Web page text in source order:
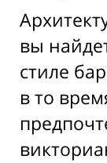
вы
стиле
в то